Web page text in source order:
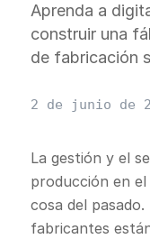
Aprenda a
construir una
de fabricación
2 de junio de
La gestión y el
producción en
cosa del
fabricantes